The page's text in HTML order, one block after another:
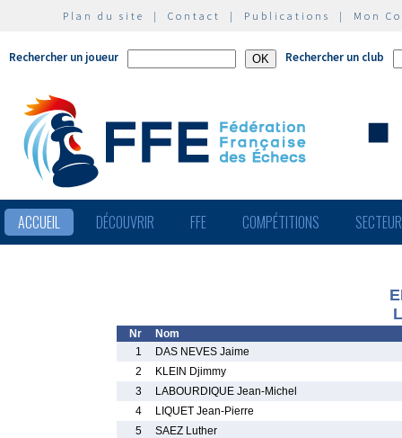
Plan du site | Contact | Publications | Mon
Rechercher un joueur Rechercher un club
ACCUEIL DÉCOUVRIR FFE COMPÉTITIONS
Nr
Nom
1
DAS NEVES Jaime
2
KLEIN Djimmy
3
LABOURDIQUE Jean-Michel
4
LIQUET Jean-Pierre
5
SAEZ Luther